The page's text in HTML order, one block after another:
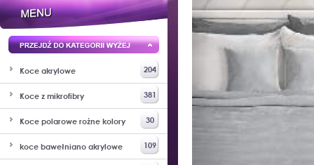
Koce akrylowe 204
Koce z mikrofibry 381
Koce polarowe rożne kolory 30
koce bawełniano akrylowe 109